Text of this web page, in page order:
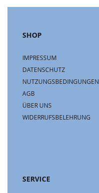
SHOP
IMPRESSUM
DATENSCHUTZ
NUTZUNGSBEDINGUNGEN
AGB
ÜBER UNS
WIDERRUFSBELEHRUNG
SERVICE